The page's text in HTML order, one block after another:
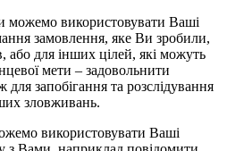
використовувати Ваші
замовлення, яке Ви зробили,
або для інших цілей, які можуть
мети – задовольнити
для запобігання та розслідування
зловживань.
використовувати Ваші